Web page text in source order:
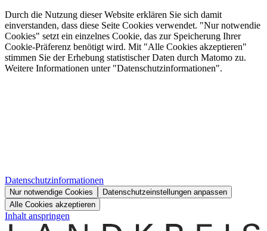
Durch die Nutzung dieser Website erklären Sie sich damit
einverstanden, dass diese Seite Cookies verwendet. "Nur notwendie
Cookies" setzt ein einzelnes Cookie, das zur Speicherung Ihrer
Cookie-Präferenz benötigt wird. Mit "Alle Cookies akzeptieren"
stimmen Sie der Erhebung statistischer Daten durch Matomo zu.
Weitere Informationen unter "Datenschutzinformationen".
Datenschutzinformationen
Nur notwendige Cookies
Datenschutzeinstellungen anpassen
Alle Cookies akzeptieren
Inhalt anspringen